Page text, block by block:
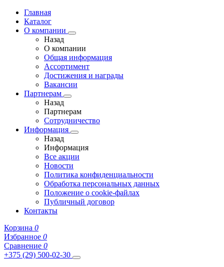
Главная
Каталог
О компании
Назад
О компании
Общая информация
Ассортимент
Достижения и награды
Вакансии
Партнерам
Назад
Партнерам
Сотрудничество
Информация
Назад
Информация
Все акции
Новости
Политика конфиденциальности
Обработка персональных данных
Положение о cookie-файлах
Публичный договор
Контакты
Корзина 0
Избранное 0
Сравнение 0
+375 (29) 500-02-30